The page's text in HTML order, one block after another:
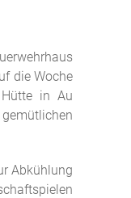
die Woche
in Au
Abkühlung